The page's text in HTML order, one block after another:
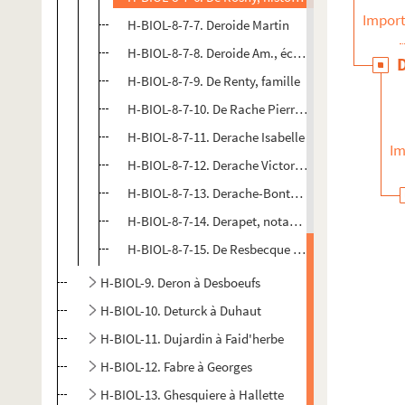
H-BIOL-8-7-7. Deroide Martin
H-BIOL-8-7-8. Deroide Am., écrivain
H-BIOL-8-7-9. De Renty, famille
H-BIOL-8-7-10. De Rache Pierre et famille,
H-BIOL-8-7-11. Derache Isabelle
H-BIOL-8-7-12. Derache Victor, chansonnier
H-BIOL-8-7-13. Derache-Bonte, commissaire de
H-BIOL-8-7-14. Derapet, notable en 93
H-BIOL-8-7-15. De Resbecque Fontaine
H-BIOL-9. Deron à Desboeufs
H-BIOL-10. Deturck à Duhaut
H-BIOL-11. Dujardin à Faid'herbe
H-BIOL-12. Fabre à Georges
H-BIOL-13. Ghesquiere à Hallette